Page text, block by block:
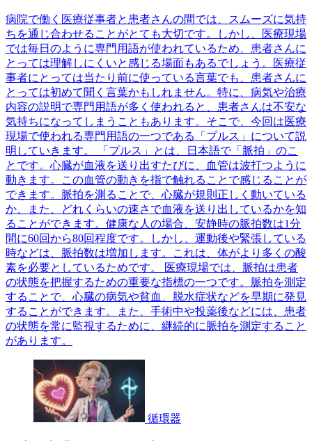
病院で働く医療従事者と患者さんの間では、スムーズに気持
ちを通じ合わせることがとても大切です。しかし、医療現場
では毎日のように専門用語が使われているため、患者さんに
とっては理解しにくいと感じる場面もあるでしょう。医療従
事者にとっては当たり前に使っている言葉でも、患者さんに
とっては初めて聞く言葉かもしれません。特に、病気や治療
内容の説明で専門用語が多く使われると、患者さんは不安な
気持ちになってしまうこともあります。そこで、今回は医療
現場で使われる専門用語の一つである「プルス」について説
明していきます。 「プルス」とは、日本語で「脈拍」のこ
とです。心臓が血液を送り出すたびに、血管は波打つように
動きます。この血管の動きを指で触れることで感じることが
できます。脈拍を測ることで、心臓が規則正しく動いている
か、また、どれくらいの速さで血液を送り出しているかを知
ることができます。健康な人の場合、安静時の脈拍数は1分
間に60回から80回程度です。しかし、運動後や緊張している
時などは、脈拍数は増加します。これは、体がより多くの酸
素を必要としているためです。 医療現場では、脈拍は患者
の状態を把握するための重要な指標の一つです。脈拍を測定
することで、心臓の病気や貧血、脱水症状などを早期に発見
することができます。また、手術中や投薬後などには、患者
の状態を常に監視するために、継続的に脈拍を測定すること
があります。
循環器